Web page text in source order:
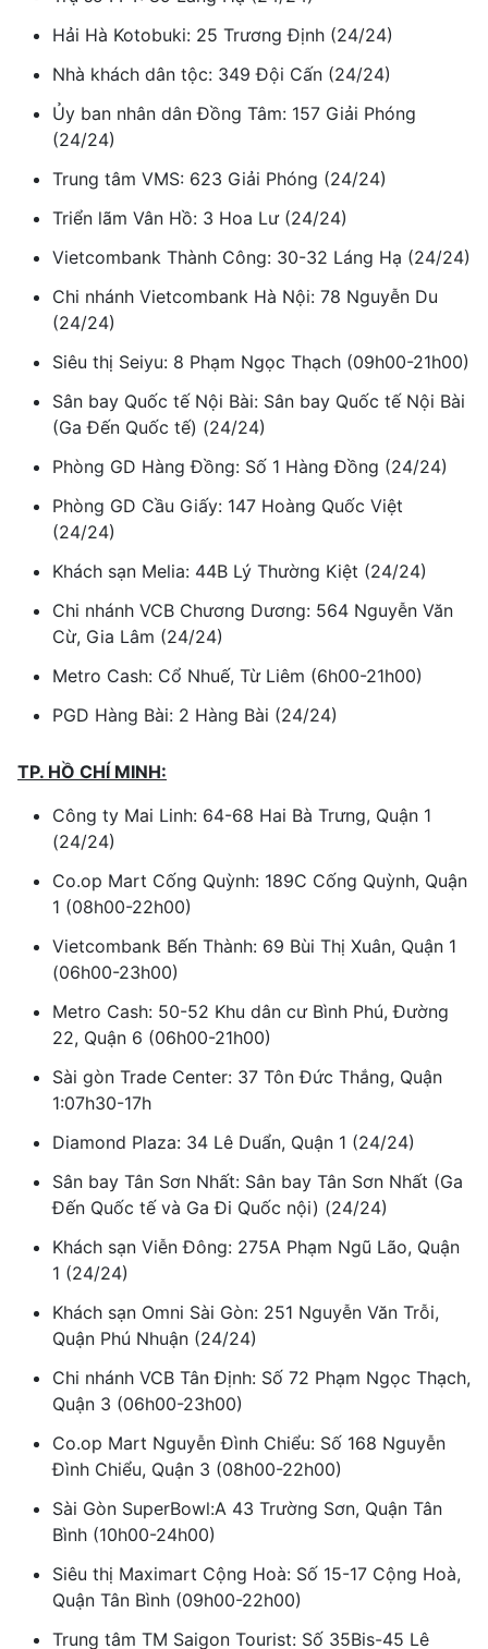
Hải Hà Kotobuki: 25 Trương Định (24/24)
Nhà khách dân tộc: 349 Đội Cấn (24/24)
Ủy ban nhân dân Đồng Tâm: 157 Giải Phóng
(24/24)
Trung tâm VMS: 623 Giải Phóng (24/24)
Triển lãm Vân Hồ: 3 Hoa Lư (24/24)
Vietcombank Thành Công: 30-32 Láng Hạ (24/24)
Chi nhánh Vietcombank Hà Nội: 78 Nguyễn Du
(24/24)
Siêu thị Seiyu: 8 Phạm Ngọc Thạch (09h00-21h00)
Sân bay Quốc tế Nội Bài: Sân bay Quốc tế Nội Bài
(Ga Đến Quốc tế) (24/24)
Phòng GD Hàng Đồng: Số 1 Hàng Đồng (24/24)
Phòng GD Cầu Giấy: 147 Hoàng Quốc Việt
(24/24)
Khách sạn Melia: 44B Lý Thường Kiệt (24/24)
Chi nhánh VCB Chương Dương: 564 Nguyễn Văn
Cừ, Gia Lâm (24/24)
Metro Cash: Cổ Nhuế, Từ Liêm (6h00-21h00)
PGD Hàng Bài: 2 Hàng Bài (24/24)
TP. HỒ CHÍ MINH:
Công ty Mai Linh: 64-68 Hai Bà Trưng, Quận 1
(24/24)
Co.op Mart Cống Quỳnh: 189C Cống Quỳnh, Quận
1 (08h00-22h00)
Vietcombank Bến Thành: 69 Bùi Thị Xuân, Quận 1
(06h00-23h00)
Metro Cash: 50-52 Khu dân cư Bình Phú, Đường
22, Quận 6 (06h00-21h00)
Sài gòn Trade Center: 37 Tôn Đức Thắng, Quận
1:07h30-17h
Diamond Plaza: 34 Lê Duẩn, Quận 1 (24/24)
Sân bay Tân Sơn Nhất: Sân bay Tân Sơn Nhất (Ga
Đến Quốc tế và Ga Đi Quốc nội) (24/24)
Khách sạn Viễn Đông: 275A Phạm Ngũ Lão, Quận
1 (24/24)
Khách sạn Omni Sài Gòn: 251 Nguyễn Văn Trỗi,
Quận Phú Nhuận (24/24)
Chi nhánh VCB Tân Định: Số 72 Phạm Ngọc Thạch,
Quận 3 (06h00-23h00)
Co.op Mart Nguyễn Đình Chiểu: Số 168 Nguyễn
Đình Chiểu, Quận 3 (08h00-22h00)
Sài Gòn SuperBowl:A 43 Trường Sơn, Quận Tân
Bình (10h00-24h00)
Siêu thị Maximart Cộng Hoà: Số 15-17 Cộng Hoà,
Quận Tân Bình (09h00-22h00)
Trung tâm TM Saigon Tourist: Số 35Bis-45 Lê